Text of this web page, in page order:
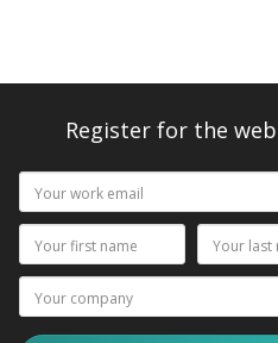
Register for the